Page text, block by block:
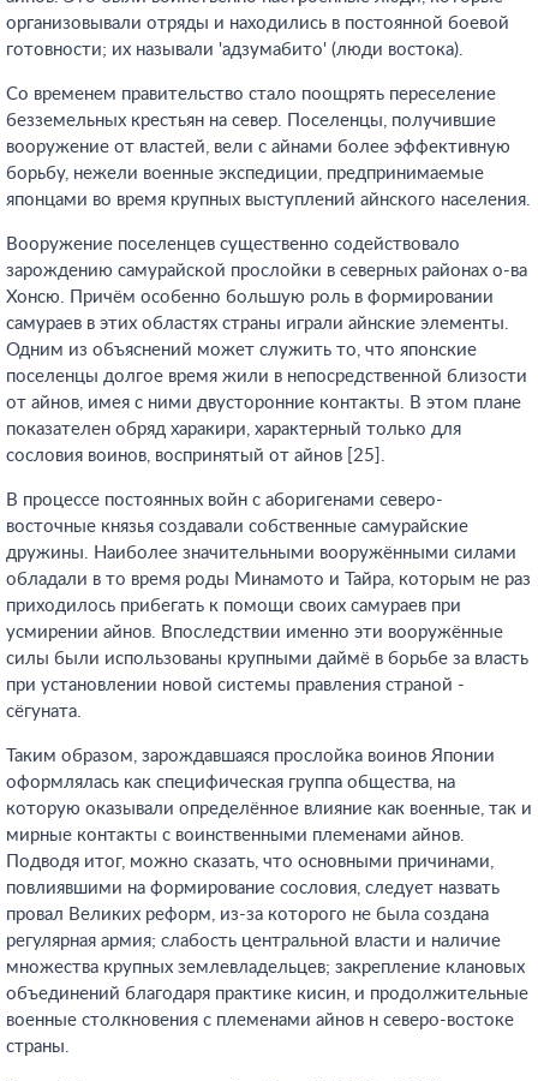
организовывали отряды и находились в постоянной боевой
готовности; их называли 'адзумабито' (люди востока).
Со временем правительство стало поощрять переселение
безземельных крестьян на север. Поселенцы, получившие
вооружение от властей, вели с айнами более эффективную
борьбу, нежели военные экспедиции, предпринимаемые
японцами во время крупных выступлений айнского населения.
Вооружение поселенцев существенно содействовало
зарождению самурайской прослойки в северных районах о-ва
Хонсю. Причём особенно большую роль в формировании
самураев в этих областях страны играли айнские элементы.
Одним из объяснений может служить то, что японские
поселенцы долгое время жили в непосредственной близости
от айнов, имея с ними двусторонние контакты. В этом плане
показателен обряд харакири, характерный только для
сословия воинов, воспринятый от айнов [25].
В процессе постоянных войн с аборигенами северо-
восточные князья создавали собственные самурайские
дружины. Наиболее значительными вооружёнными силами
обладали в то время роды Минамото и Тайра, которым не раз
приходилось прибегать к помощи своих самураев при
усмирении айнов. Впоследствии именно эти вооружённые
силы были использованы крупными даймё в борьбе за власть
при установлении новой системы правления страной -
сёгуната.
Таким образом, зарождавшаяся прослойка воинов Японии
оформлялась как специфическая группа общества, на
которую оказывали определённое влияние как военные, так и
мирные контакты с воинственными племенами айнов.
Подводя итог, можно сказать, что основными причинами,
повлиявшими на формирование сословия, следует назвать
провал Великих реформ, из-за которого не была создана
регулярная армия; слабость центральной власти и наличие
множества крупных землевладельцев; закрепление клановых
объединений благодаря практике кисин, и продолжительные
военные столкновения с племенами айнов н северо-востоке
страны.